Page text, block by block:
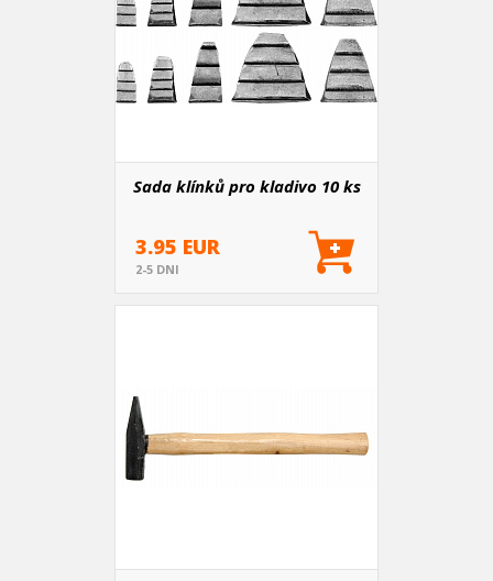
Sada klínků pro kladivo 10 ks
3.95 EUR
2-5 DNI